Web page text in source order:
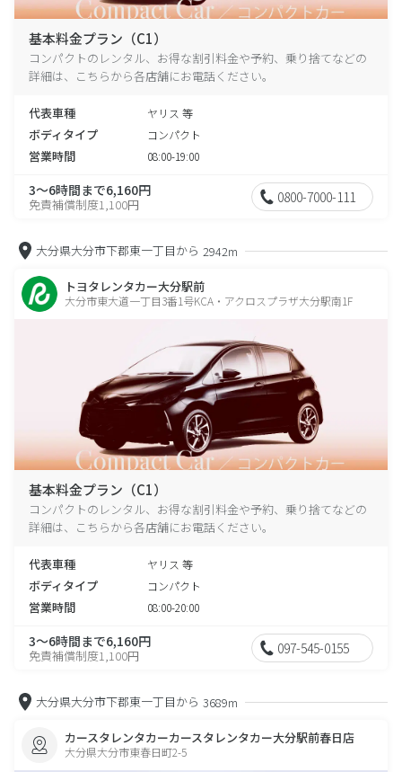
基本料金プラン（C1）
コンパクトのレンタル、お得な割引料金や予約、乗り捨てなどの
詳細は、こちらから各店舗にお電話ください。
代表車種 ヤリス 等
ボディタイプ コンパクト
営業時間 08:00-19:00
3～6時間まで6,160円
免責補償制度1,100円 0800-7000-111
大分県大分市下郡東一丁目から 2942m
トヨタレンタカー大分駅前
大分市東大道一丁目3番1号KCA・アクロスプラザ大分駅南1F
基本料金プラン（C1）
コンパクトのレンタル、お得な割引料金や予約、乗り捨てなどの
詳細は、こちらから各店舗にお電話ください。
代表車種 ヤリス 等
ボディタイプ コンパクト
営業時間 08:00-20:00
3～6時間まで6,160円
免責補償制度1,100円 097-545-0155
大分県大分市下郡東一丁目から 3689m
カースタレンタカーカースタレンタカー大分駅前春日店
大分県大分市東春日町2-5